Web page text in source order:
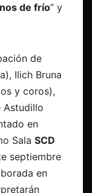
de frío” y
de
Ilich Bruna
y coros),
Astudillo
en
Sala SCD
septiembre
en